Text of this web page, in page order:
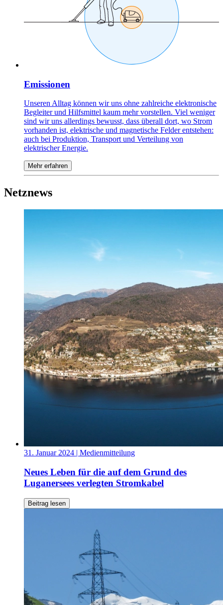
Emissionen
Unseren Alltag können wir uns ohne zahlreiche elektronische
Begleiter und Hilfsmittel kaum mehr vorstellen. Viel weniger
sind wir uns allerdings bewusst, dass überall dort, wo Strom
vorhanden ist, elektrische und magnetische Felder entstehen:
auch bei Produktion, Transport und Verteilung von
elektrischer Energie.
Mehr erfahren
Netznews
31. Januar 2024 | Medienmitteilung
Neues Leben für die auf dem Grund des
Luganersees verlegten Stromkabel
Beitrag lesen